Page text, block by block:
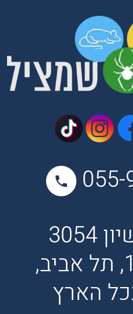
בן יהודה 16, תל אביב,
הארץ